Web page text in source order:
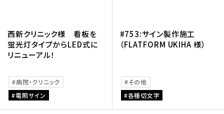
西新クリニック様 看板を
蛍光灯タイプからLED式に
リニューアル！
病院・クリニック
電照サイン
#753:サイン製作施工
（FLATFORM UKIHA 様）
その他
各種切文字